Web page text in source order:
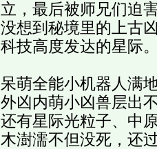
立，最后被师兄们迫
没想到秘境里的上古
科技高度发达的星际
呆萌全能小机器人满
外凶内萌小凶兽层出
还有星际光粒子、中
木澍濡不但没死，还